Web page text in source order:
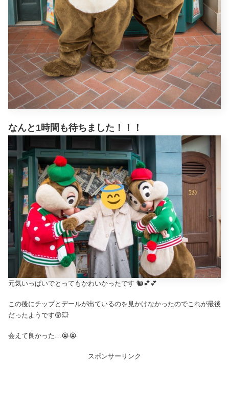
なんと1時間も待ちました！！！
元気いっぱいでとってもかわいかったです 🐿💕💕
この後にチップとデールが出ているのを見かけなかったのでこれが最後
だったようです😲💥
会えて良かった…😭😭
スポンサーリンク